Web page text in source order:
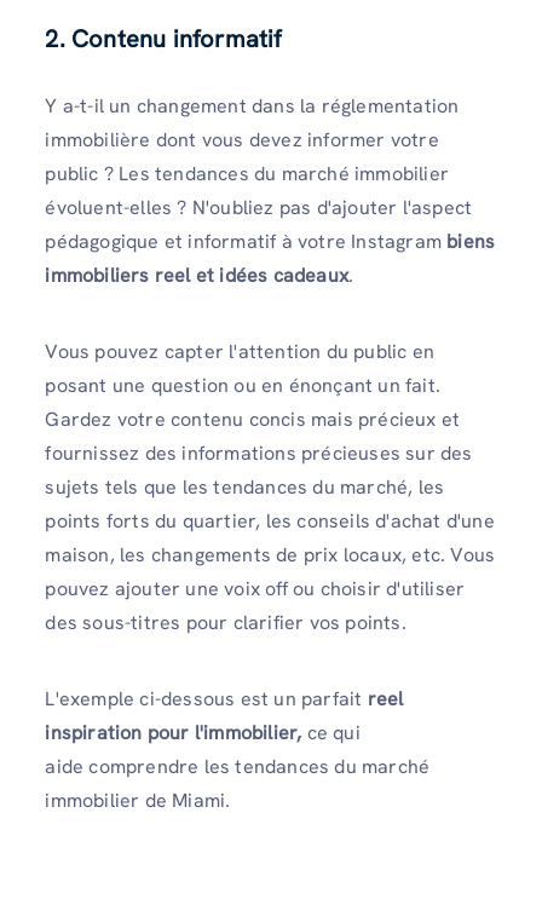
2. Contenu informatif
Y a-t-il un changement dans la réglementation
immobilière dont vous devez informer votre
public ? Les tendances du marché immobilier
évoluent-elles ? N'oubliez pas d'ajouter l'aspect
pédagogique et informatif à votre Instagram biens
immobiliers reel et idées cadeaux.
Vous pouvez capter l'attention du public en
posant une question ou en énonçant un fait.
Gardez votre contenu concis mais précieux et
fournissez des informations précieuses sur des
sujets tels que les tendances du marché, les
points forts du quartier, les conseils d'achat d'une
maison, les changements de prix locaux, etc. Vous
pouvez ajouter une voix off ou choisir d'utiliser
des sous-titres pour clarifier vos points.
L'exemple ci-dessous est un parfait reel
inspiration pour l'immobilier, ce qui
aide comprendre les tendances du marché
immobilier de Miami.